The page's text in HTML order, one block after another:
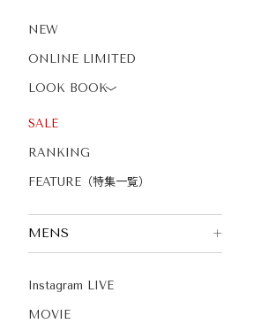
NEW
ONLINE LIMITED
LOOK BOOK〉
SALE
RANKING
FEATURE（特集一覧）
MENS
Instagram LIVE
MOVIE